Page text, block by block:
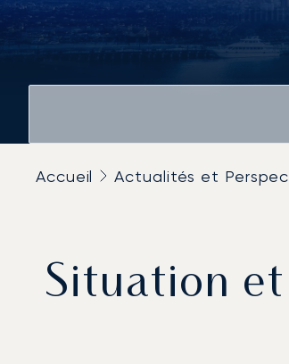
Accueil Actualités et
Situation